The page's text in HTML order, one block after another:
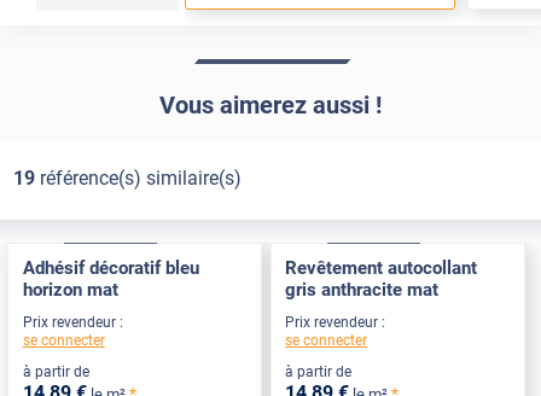
Vous aimerez aussi !
19référence(s) similaire(s)
Adhésif décoratif bleu
horizon mat
Prix revendeur :
se connecter
à partir de
Revêtement autocollant
gris anthracite mat
Prix revendeur :
se connecter
à partir de